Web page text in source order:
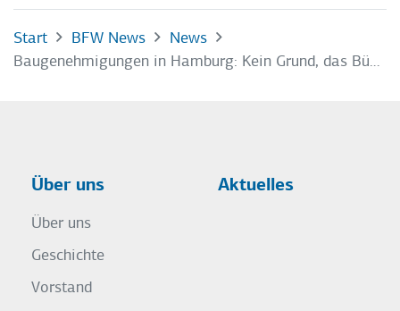
Start BFW News
News
Baugenehmigungen in Hamburg: Kein Grund, das Bündnis für das Wohnen infrage zu stellen
Über uns
Über uns
Geschichte
Vorstand
Aktuelles